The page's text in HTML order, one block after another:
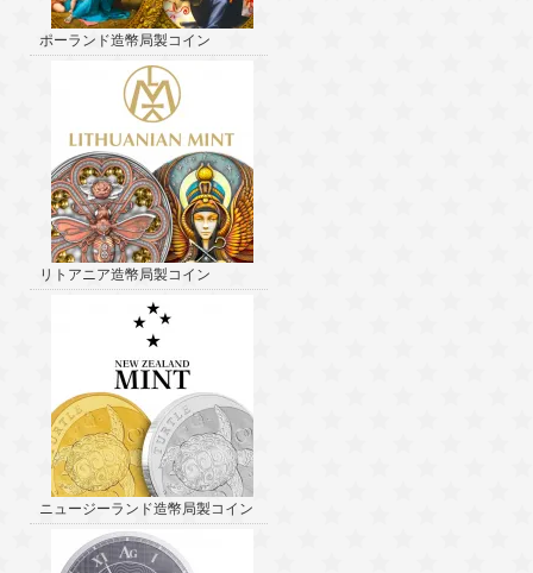
ポーランド造幣局製コイン
リトアニア造幣局製コイン
ニュージーランド造幣局製コイン